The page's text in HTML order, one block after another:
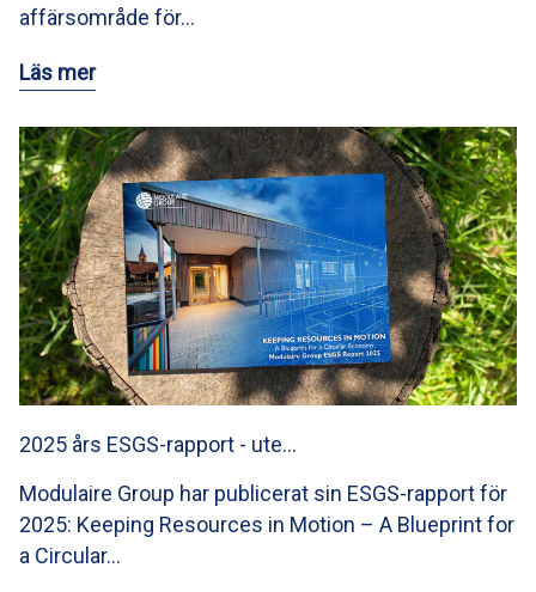
affärsområde för…
Läs mer
2025 års ESGS-rapport - ute…
Modulaire Group har publicerat sin ESGS-rapport för
2025: Keeping Resources in Motion – A Blueprint for
a Circular…